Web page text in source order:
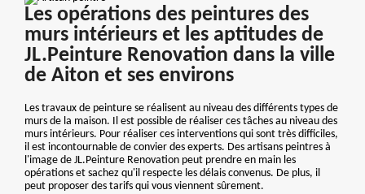
Les opérations des peintures des
murs intérieurs et les aptitudes de
JL.Peinture Renovation dans la ville
de Aiton et ses environs
Les travaux de peinture se réalisent au niveau des différents types de
murs de la maison. Il est possible de réaliser ces tâches au niveau des
murs intérieurs. Pour réaliser ces interventions qui sont très difficiles,
il est incontournable de convier des experts. Des artisans peintres à
l'image de JL.Peinture Renovation peut prendre en main les
opérations et sachez qu'il respecte les délais convenus. De plus, il
peut proposer des tarifs qui vous viennent sûrement.